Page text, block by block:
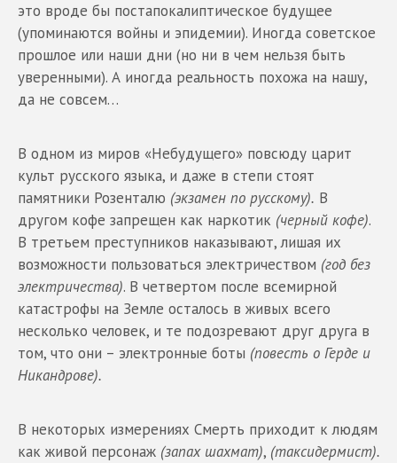
это вроде бы постапокалиптическое будущее
(упоминаются войны и эпидемии). Иногда советское
прошлое или наши дни (но ни в чем нельзя быть
уверенными). А иногда реальность похожа на нашу,
да не совсем…
В одном из миров «Небудущего» повсюду царит
культ русского языка, и даже в степи стоят
памятники Розенталю (экзамен по русскому). В
другом кофе запрещен как наркотик (черный кофе).
В третьем преступников наказывают, лишая их
возможности пользоваться электричеством (год без
электричества). В четвертом после всемирной
катастрофы на Земле осталось в живых всего
несколько человек, и те подозревают друг друга в
том, что они – электронные боты (повесть о Герде и
Никандрове).
В некоторых измерениях Смерть приходит к людям
как живой персонаж (запах шахмат), (таксидермист).